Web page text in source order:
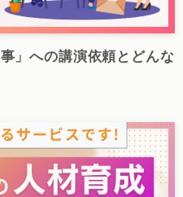
」への講演依頼とどんな